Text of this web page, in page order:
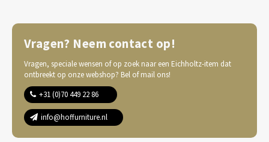
Vragen? Neem contact op!
Vragen, speciale wensen of op zoek naar een Eichholtz-item dat
ontbreekt op onze webshop? Bel of mail ons!
+31 (0)70 449 22 86
info@hoffurniture.nl